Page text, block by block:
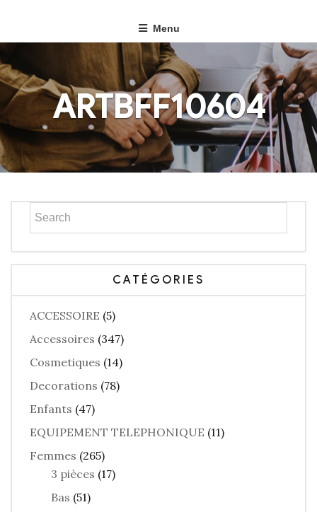
Menu
ARTBFF10604
CATÉGORIES
ACCESSOIRE (5)
Accessoires (347)
Cosmetiques (14)
Decorations (78)
Enfants (47)
EQUIPEMENT TELEPHONIQUE (11)
Femmes (265)
3 pièces (17)
Bas (51)